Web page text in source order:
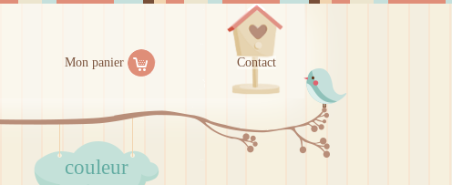
Mon panier Contact
couleur